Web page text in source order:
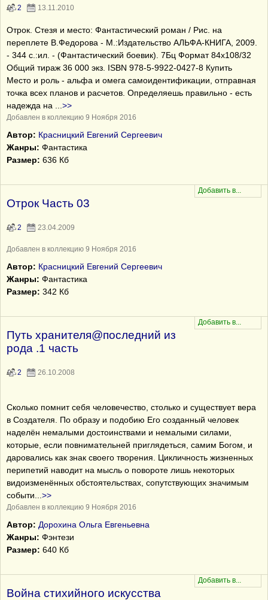
2 13.11.2010
Отрок. Стезя и место: Фантастический роман / Рис. на
переплете В.Федорова - М.:Издательство АЛЬФА-КНИГА, 2009.
- 344 с.:ил. - (Фантастический боевик). 7Бц Формат 84х108/32
Общий тираж 36 000 экз. ISBN 978-5-9922-0427-8 Купить
Место и роль - альфа и омега самоидентификации, отправная
точка всех планов и расчетов. Определяешь правильно - есть
надежда на
>>
Добавлен в коллекцию 9 Ноября 2016
Автор: Красницкий Евгений Сергеевич
Жанры: Фантастика
Размер: 636 Кб
Отрок Часть 03
2 23.04.2009
Добавлен в коллекцию 9 Ноября 2016
Автор: Красницкий Евгений Сергеевич
Жанры: Фантастика
Размер: 342 Кб
Путь хранителя@последний из
рода .1 часть
2 26.10.2008
Сколько помнит себя человечество, столько и существует вера
в Создателя. По образу и подобию Его созданный человек
наделён немалыми достоинствами и немалыми силами,
которые, если повнимательней приглядеться, самим Богом, и
даровались как знак своего творения. Цикличность жизненных
перипетий наводит на мысль о повороте лишь некоторых
видоизменённых обстоятельствах, сопутствующих значимым
событи
>>
Добавлен в коллекцию 9 Ноября 2016
Автор: Дорохина Ольга Евгеньевна
Жанры: Фэнтези
Размер: 640 Кб
Война стихийного искусства